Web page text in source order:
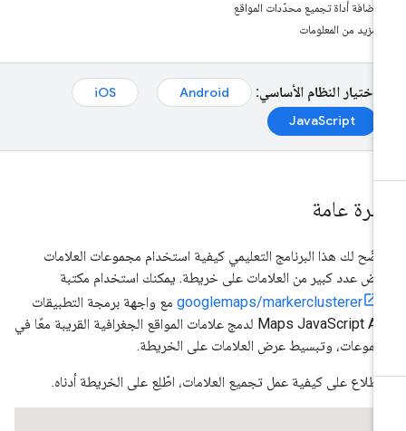
إضافة أداة تجميع محدّدات المواقع
مزيد من المعلومات
اختيار النظام الأساسي: Android
iOS
JavaScript
عامة
لك هذا البرنامج التعليمي كيفية استخدام مجموعات العلامات
عدد كبير من العلامات على خريطة. يمكنك استخدام مكتبة
مع واجهة برمجة التطبيقات
Maps JavaScript API لدمج علامات المواقع الجغرافية القريبة معًا في
وتبسيط عرض العلامات على الخريطة.
على كيفية عمل تجميع العلامات، اطّلِع على الخريطة أدناه.